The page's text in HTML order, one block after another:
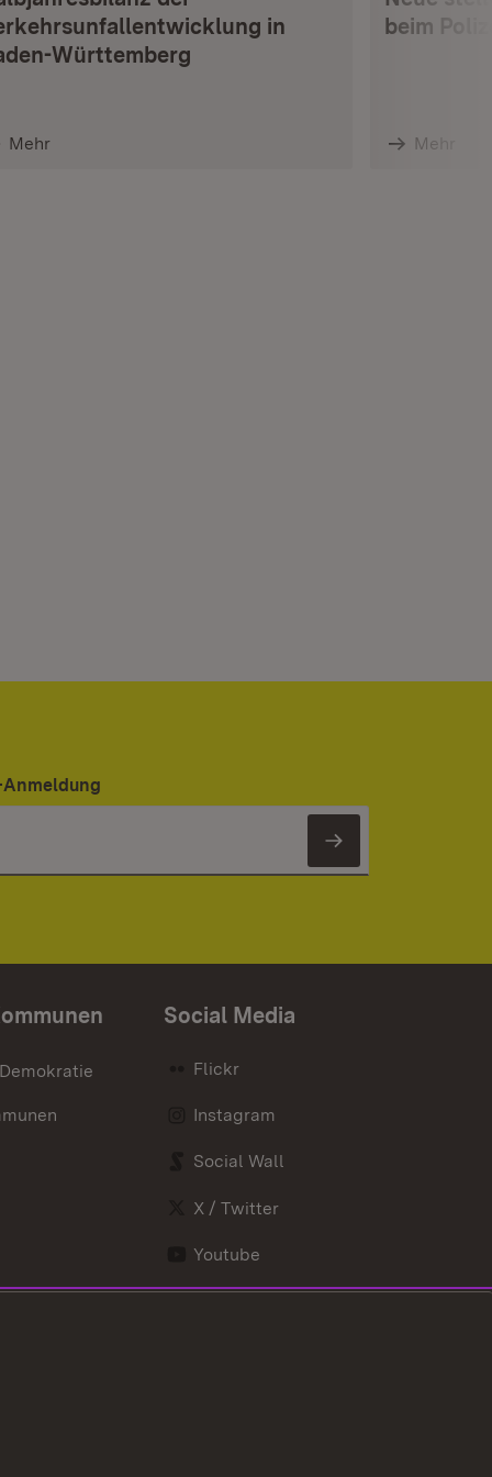
in
Württemberg
Mehr
beim
Mehr
Newsletter
Social Media
Flickr
Instagram
Social Wall
X / Twitter
Youtube